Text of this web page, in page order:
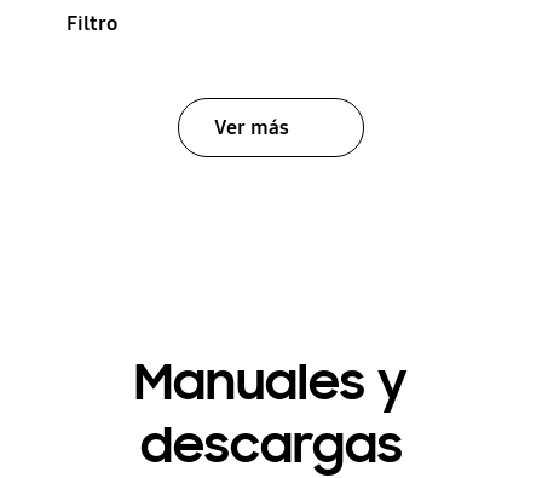
Filtro
Ver más
Manuales y
descargas